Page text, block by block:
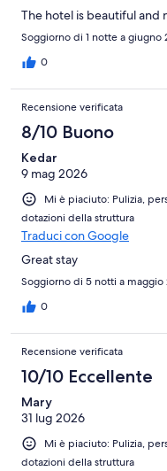
The hotel is beautiful and
Soggiorno di 1 notte a giugno
0
Recensione verificata
8/10 Buono
Kedar
9 mag 2026
Mi è piaciuto: Pulizia,
dotazioni della struttura
Traduci con Google
Great stay
Soggiorno di 5 notti a maggio
0
Recensione verificata
10/10 Eccellente
Mary
31 lug 2026
Mi è piaciuto: Pulizia,
dotazioni della struttura